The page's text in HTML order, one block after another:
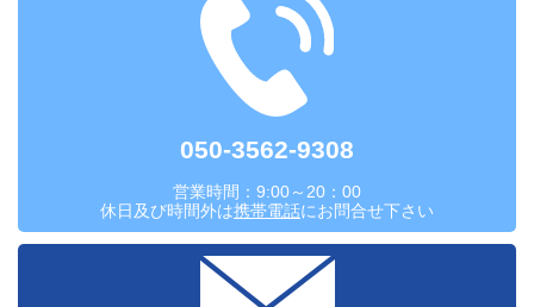
050-3562-9308
営業時間：9:00～20：00
休日及び時間外は携帯電話にお問合せ下さい